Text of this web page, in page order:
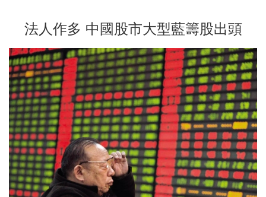
法人作多 中國股市大型藍籌股出頭